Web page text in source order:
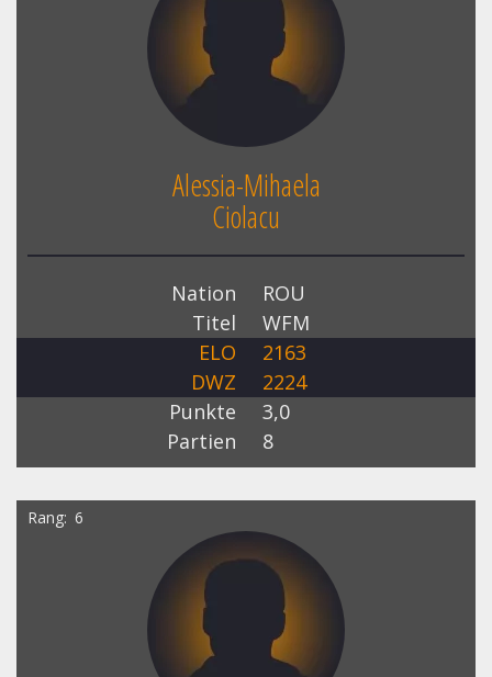
Alessia-Mihaela
Ciolacu
Nation
ROU
Titel
WFM
ELO
2163
DWZ
2224
Punkte
3,0
Partien
8
Rang 6